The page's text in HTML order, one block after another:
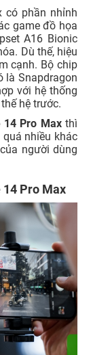
có phần nhỉnh
game đồ họa
A16 Bionic
Dù thế, hiệu
cạnh. Bộ chip
là Snapdragon
với hệ thống
hệ trước.
14 Pro Maxthì
nhiều khác
người dùng
14 Pro Max